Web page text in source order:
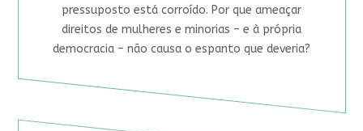
pressuposto está corroído. Por que ameaçar
direitos de mulheres e minorias – e à própria
democracia – não causa o espanto que deveria?